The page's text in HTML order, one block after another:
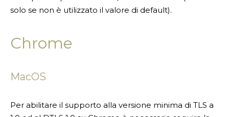
solo se non è utilizzato il valore di default).
Chrome
MacOS
Per abilitare il supporto alla versione minima di TLS a